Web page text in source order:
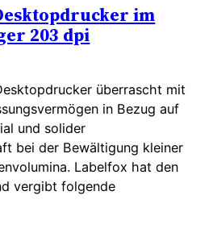
im
203 dpi
überrascht mit
in Bezug auf
und solider
bei der Bewältigung kleiner
Labelfox hat den
vergibt folgende